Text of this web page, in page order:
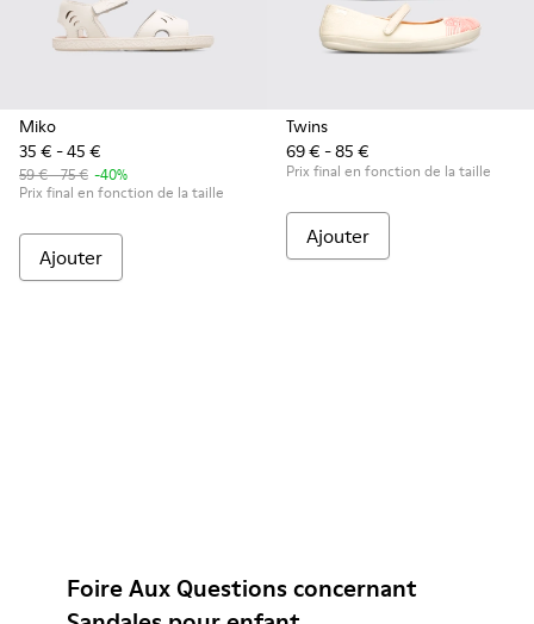
Miko
35 € - 45 €
59 € - 75 € -40%
Prix final en fonction de la taille
Ajouter
Twins
69 € - 85 €
Prix final en fonction de la taille
Ajouter
Foire Aux Questions concernant